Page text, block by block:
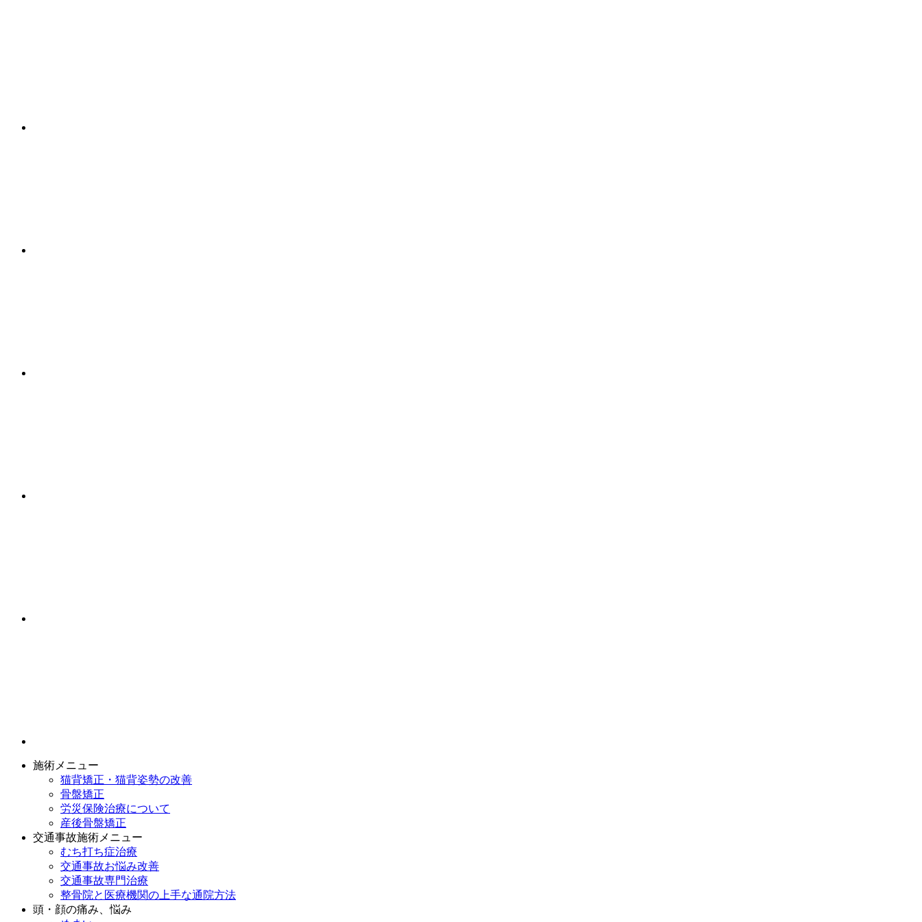
施術メニュー
猫背矯正・猫背姿勢の改善
骨盤矯正
労災保険治療について
産後骨盤矯正
交通事故施術メニュー
むち打ち症治療
交通事故お悩み改善
交通事故専門治療
整骨院と医療機関の上手な通院方法
頭・顔の痛み、悩み